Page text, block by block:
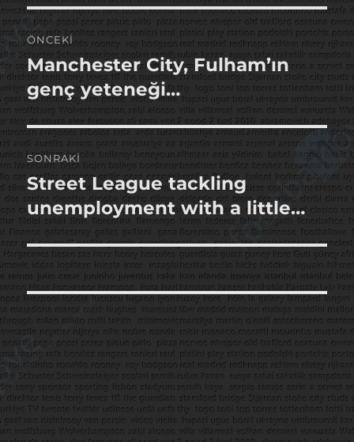
Yazı
gezinmesi
ÖNCEKI
Önceki
yazı:
Manchester City, Fulham’ın
genç yeteneği…
SONRAKI
Sonraki
yazı:
Street League tackling
unemployment with a little…